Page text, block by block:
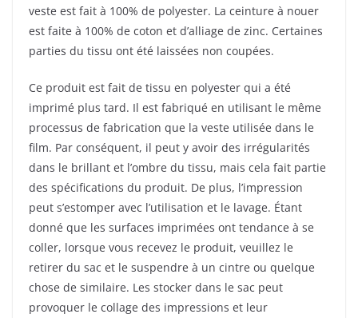
veste est fait à 100% de polyester. La ceinture à nouer
est faite à 100% de coton et d’alliage de zinc. Certaines
parties du tissu ont été laissées non coupées.
Ce produit est fait de tissu en polyester qui a été
imprimé plus tard. Il est fabriqué en utilisant le même
processus de fabrication que la veste utilisée dans le
film. Par conséquent, il peut y avoir des irrégularités
dans le brillant et l’ombre du tissu, mais cela fait partie
des spécifications du produit. De plus, l’impression
peut s’estomper avec l’utilisation et le lavage. Étant
donné que les surfaces imprimées ont tendance à se
coller, lorsque vous recevez le produit, veuillez le
retirer du sac et le suspendre à un cintre ou quelque
chose de similaire. Les stocker dans le sac peut
provoquer le collage des impressions et leur